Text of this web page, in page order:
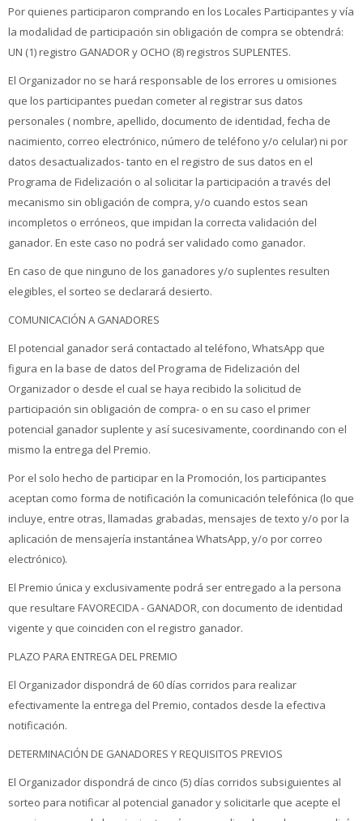
Por quienes participaron comprando en los Locales Participantes y vía
la modalidad de participación sin obligación de compra se obtendrá:
UN (1) registro GANADOR y OCHO (8) registros SUPLENTES.
El Organizador no se hará responsable de los errores u omisiones
que los participantes puedan cometer al registrar sus datos
personales ( nombre, apellido, documento de identidad, fecha de
nacimiento, correo electrónico, número de teléfono y/o celular) ni por
datos desactualizados- tanto en el registro de sus datos en el
Programa de Fidelización o al solicitar la participación a través del
mecanismo sin obligación de compra, y/o cuando estos sean
incompletos o erróneos, que impidan la correcta validación del
ganador. En este caso no podrá ser validado como ganador.
En caso de que ninguno de los ganadores y/o suplentes resulten
elegibles, el sorteo se declarará desierto.
COMUNICACIÓN A GANADORES
El potencial ganador será contactado al teléfono, WhatsApp que
figura en la base de datos del Programa de Fidelización del
Organizador o desde el cual se haya recibido la solicitud de
participación sin obligación de compra- o en su caso el primer
potencial ganador suplente y así sucesivamente, coordinando con el
mismo la entrega del Premio.
Por el solo hecho de participar en la Promoción, los participantes
aceptan como forma de notificación la comunicación telefónica (lo que
incluye, entre otras, llamadas grabadas, mensajes de texto y/o por la
aplicación de mensajería instantánea WhatsApp, y/o por correo
electrónico).
El Premio única y exclusivamente podrá ser entregado a la persona
que resultare FAVORECIDA - GANADOR, con documento de identidad
vigente y que coinciden con el registro ganador.
PLAZO PARA ENTREGA DEL PREMIO
El Organizador dispondrá de 60 días corridos para realizar
efectivamente la entrega del Premio, contados desde la efectiva
notificación.
DETERMINACIÓN DE GANADORES Y REQUISITOS PREVIOS
El Organizador dispondrá de cinco (5) días corridos subsiguientes al
sorteo para notificar al potencial ganador y solicitarle que acepte el